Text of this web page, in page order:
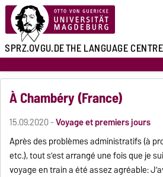
SPRZ.OVGU.DETHE LANGUAGE CENTRE
À Chambéry (France)
15.09.2020 -Voyage et premiers jours
Après des problèmes administratifs (à
etc.), tout s’est arrangé une fois que je
voyage en train a été assez agréable: